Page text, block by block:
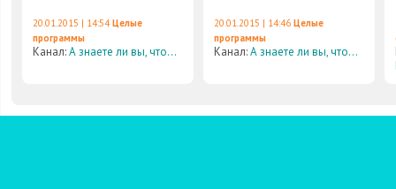
20.01.2015 | 14:54 Целые
программы
Канал:А знаете ли вы, что...
20.01.2015 | 14:46 Целые
программы
Канал:А знаете ли вы, что...